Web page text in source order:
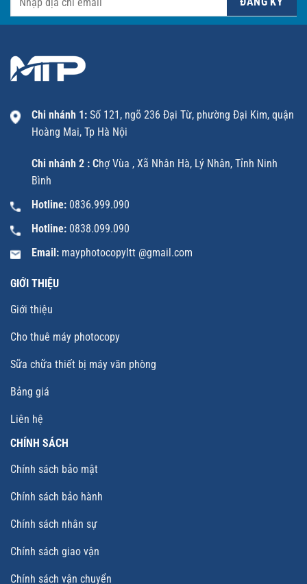
Chi nhánh 1: Số 121, ngõ 236 Đại Từ, phường Đại Kim, quận
Hoàng Mai, Tp Hà Nội
Chi nhánh 2 : Chợ Vùa , Xã Nhân Hà, Lý Nhân, Tỉnh Ninh
Bình
Hotline: 0836.999.090
Hotline: 0838.099.090
Email: mayphotocopyltt @gmail.com
GIỚI THIỆU
Giới thiệu
Cho thuê máy photocopy
Sữa chữa thiết bị máy văn phòng
Bảng giá
Liên hệ
CHÍNH SÁCH
Chính sách bảo mật
Chính sách bảo hành
Chính sách nhân sự
Chính sách giao vận
Chính sách vận chuyển